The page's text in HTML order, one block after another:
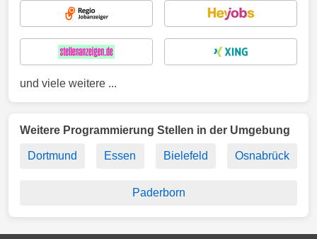
und viele weitere ...
Weitere Programmierung Stellen in der Umgebung
Dortmund Essen Bielefeld Osnabrück
Paderborn